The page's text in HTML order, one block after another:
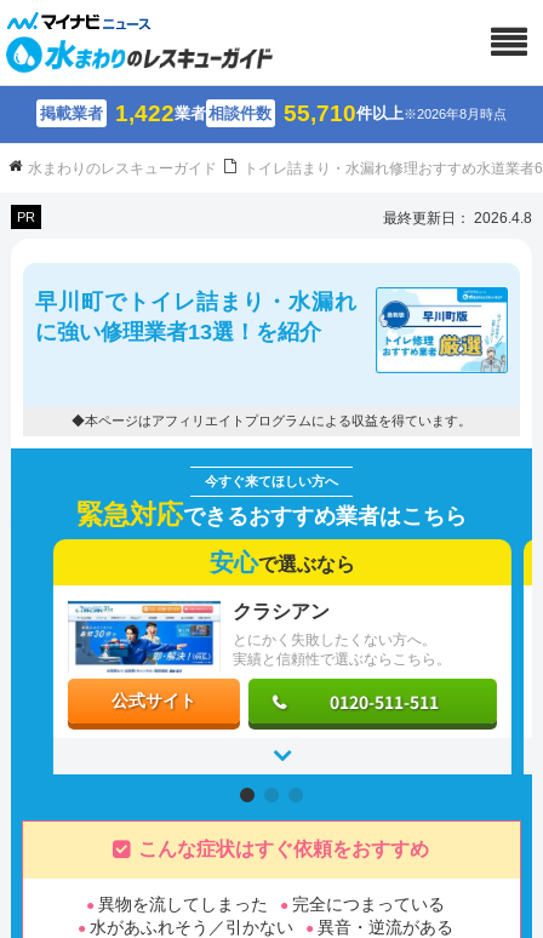
掲載業者 1,422業者相談件数 55,710件以上※2026年8月時点
水まわりのレスキューガイド トイレ詰まり・水漏れ修理おすすめ水道業
PR 最終更新日： 2026.4.8
早川町でトイレ詰まり・水漏れ
に強い修理業者13選！を紹介
◆本ページはアフィリエイトプログラムによる収益を得ています。
緊急対応できるおすすめ業者はこちら
安心で選ぶなら
とにかく失敗したくない方へ。
実績と信頼性で選ぶならこちら。
クラシアン
公式サイト 0120-511-511
こんな症状はすぐ依頼をおすすめ
異物を流してしまった
完全につまっている
水があふれそう／引かない
異音・逆流がある